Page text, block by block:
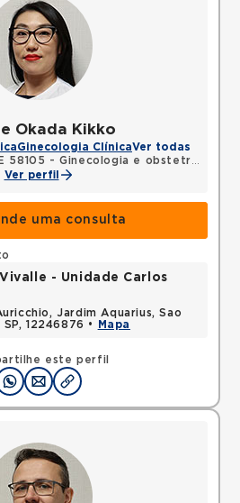
Okada Kikko
Ginecologia ClínicaVer todas
58105 - Ginecologia e obstetrícia
Ver perfil
uma consulta
este perfil
- Unidade Carlos
Jardim Aquarius, Sao
12246876 •
Mapa